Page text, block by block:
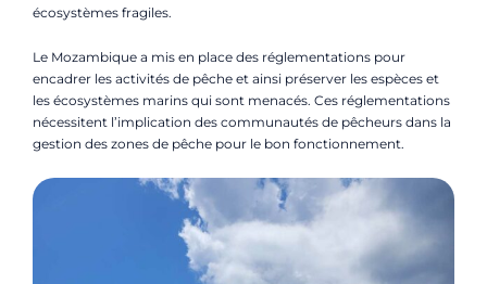
écosystèmes fragiles.
Le Mozambique a mis en place des réglementations pour
encadrer les activités de pêche et ainsi préserver les espèces et
les écosystèmes marins qui sont menacés. Ces réglementations
nécessitent l’implication des communautés de pêcheurs dans la
gestion des zones de pêche pour le bon fonctionnement.